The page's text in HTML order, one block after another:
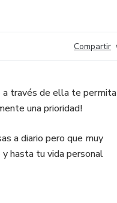
Compartir
a través de ella te permita
una prioridad!
a diario pero que muy
hasta tu vida personal